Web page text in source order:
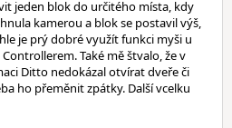
jeden blok do určitého místa, kdy
kamerou a blok se postavil výš,
je prý dobré využít funkci myši u
Také mě štvalo, že v
Ditto nedokázal otvírat dveře či
ho přeměnit zpátky. Další vcelku